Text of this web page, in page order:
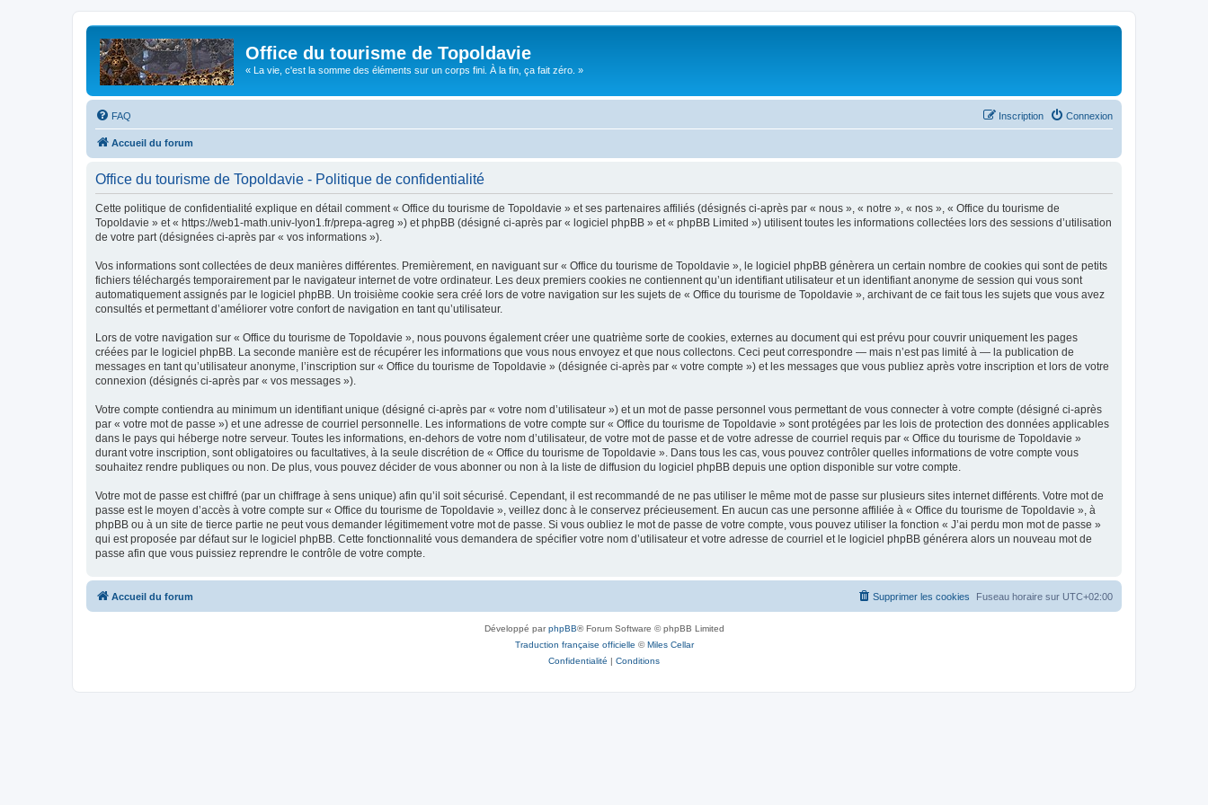
Office du tourisme de Topoldavie
« La vie, c'est la somme des éléments sur un corps fini. À la fin, ça fait zéro. »
FAQ Connexion
Inscription
Accueil du forum
Office du tourisme de Topoldavie - Politique de confidentialité
Cette politique de confidentialité explique en détail comment « Office du tourisme de Topoldavie » et ses partenaires affiliés (désignés ci-après par « nous », « notre », « nos », « Office du tourisme de
Topoldavie » et « https://web1-math.univ-lyon1.fr/prepa-agreg ») et phpBB (désigné ci-après par « logiciel phpBB » et « phpBB Limited ») utilisent toutes les informations collectées lors des sessions d’utilisation
de votre part (désignées ci-après par « vos informations »).
Vos informations sont collectées de deux manières différentes. Premièrement, en naviguant sur « Office du tourisme de Topoldavie », le logiciel phpBB génèrera un certain nombre de cookies qui sont de petits
fichiers téléchargés temporairement par le navigateur internet de votre ordinateur. Les deux premiers cookies ne contiennent qu’un identifiant utilisateur et un identifiant anonyme de session qui vous sont
automatiquement assignés par le logiciel phpBB. Un troisième cookie sera créé lors de votre navigation sur les sujets de « Office du tourisme de Topoldavie », archivant de ce fait tous les sujets que vous avez
consultés et permettant d’améliorer votre confort de navigation en tant qu’utilisateur.
Lors de votre navigation sur « Office du tourisme de Topoldavie », nous pouvons également créer une quatrième sorte de cookies, externes au document qui est prévu pour couvrir uniquement les pages
créées par le logiciel phpBB. La seconde manière est de récupérer les informations que vous nous envoyez et que nous collectons. Ceci peut correspondre — mais n’est pas limité à — la publication de
messages en tant qu’utilisateur anonyme, l’inscription sur « Office du tourisme de Topoldavie » (désignée ci-après par « votre compte ») et les messages que vous publiez après votre inscription et lors de votre
connexion (désignés ci-après par « vos messages »).
Votre compte contiendra au minimum un identifiant unique (désigné ci-après par « votre nom d’utilisateur ») et un mot de passe personnel vous permettant de vous connecter à votre compte (désigné ci-après
par « votre mot de passe ») et une adresse de courriel personnelle. Les informations de votre compte sur « Office du tourisme de Topoldavie » sont protégées par les lois de protection des données applicables
dans le pays qui héberge notre serveur. Toutes les informations, en-dehors de votre nom d’utilisateur, de votre mot de passe et de votre adresse de courriel requis par « Office du tourisme de Topoldavie »
durant votre inscription, sont obligatoires ou facultatives, à la seule discrétion de « Office du tourisme de Topoldavie ». Dans tous les cas, vous pouvez contrôler quelles informations de votre compte vous
souhaitez rendre publiques ou non. De plus, vous pouvez décider de vous abonner ou non à la liste de diffusion du logiciel phpBB depuis une option disponible sur votre compte.
Votre mot de passe est chiffré (par un chiffrage à sens unique) afin qu’il soit sécurisé. Cependant, il est recommandé de ne pas utiliser le même mot de passe sur plusieurs sites internet différents. Votre mot de
passe est le moyen d’accès à votre compte sur « Office du tourisme de Topoldavie », veillez donc à le conservez précieusement. En aucun cas une personne affiliée à « Office du tourisme de Topoldavie », à
phpBB ou à un site de tierce partie ne peut vous demander légitimement votre mot de passe. Si vous oubliez le mot de passe de votre compte, vous pouvez utiliser la fonction « J’ai perdu mon mot de passe »
qui est proposée par défaut sur le logiciel phpBB. Cette fonctionnalité vous demandera de spécifier votre nom d’utilisateur et votre adresse de courriel et le logiciel phpBB générera alors un nouveau mot de
passe afin que vous puissiez reprendre le contrôle de votre compte.
Accueil du forum Fuseau horaire sur UTC+02:00
Supprimer les cookies
Développé parphpBB® Forum Software © phpBB Limited
Traduction française officielle ©Miles Cellar
Confidentialité | Conditions